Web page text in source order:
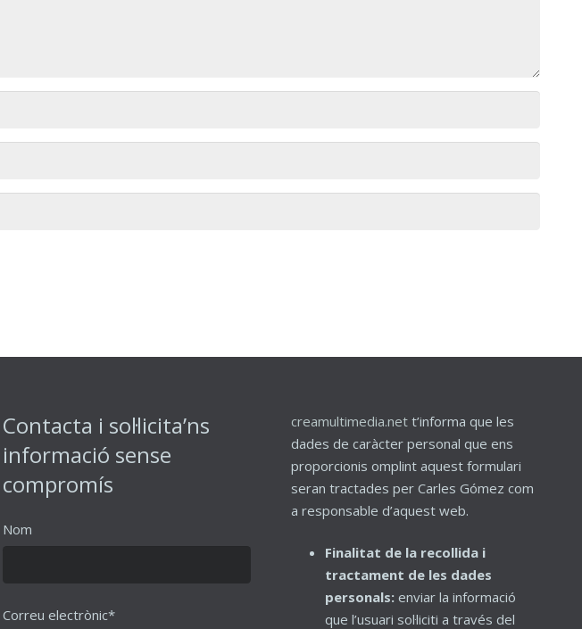
Contacta i sol·licita’ns
informació sense
compromís
Nom
Correu electrònic*
creamultimedia.net t’informa que les
dades de caràcter personal que ens
proporcionis omplint aquest formulari
seran tractades per Carles Gómez com
a responsable d’aquest web.
Finalitat de la recollida i
tractament de les dades
personals:enviar la informació
que l’usuari sol·liciti a través del